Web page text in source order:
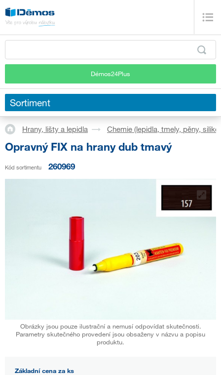
Démos24Plus
Sortiment
Hrany, lišty a lepidla Chemie (lepidla, tmely, pěny,
Opravný FIX na hrany dub tmavý
Kód sortimentu 260969
Obrázky jsou pouze ilustrační a nemusí odpovídat skutečnosti.
Parametry skutečného provedení jsou obsaženy v názvu a popisu
produktu.
Základní cena za ks